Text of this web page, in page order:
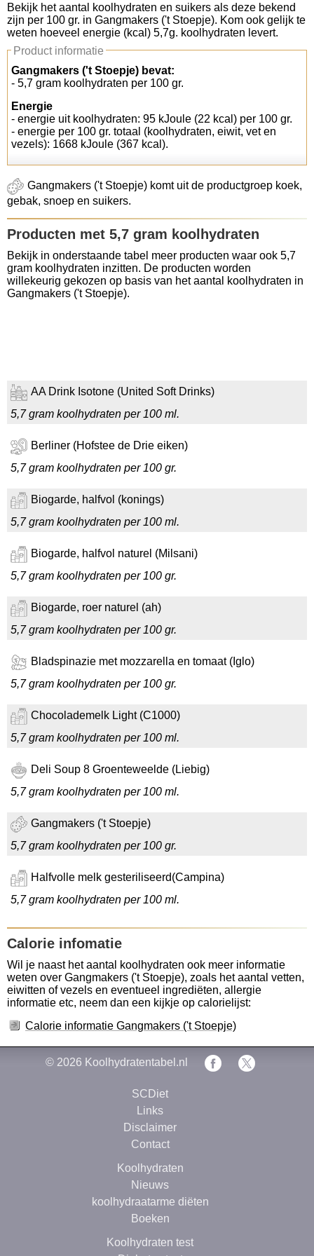
Koolhydraten tellen
Links
Bekijk het aantal koolhydraten en suikers als deze bekend
zijn per 100 gr. in Gangmakers ('t Stoepje). Kom ook gelijk te
weten hoeveel energie (kcal) 5,7g. koolhydraten levert.
Product informatie
Gangmakers ('t Stoepje) bevat:
- 5,7 gram koolhydraten per 100 gr.
Energie
- energie uit koolhydraten: 95 kJoule (22 kcal) per 100 gr.
- energie per 100 gr. totaal (koolhydraten, eiwit, vet en
vezels): 1668 kJoule (367 kcal).
Gangmakers ('t Stoepje) komt uit de productgroep koek,
gebak, snoep en suikers.
Producten met 5,7 gram koolhydraten
Bekijk in onderstaande tabel meer producten waar ook 5,7
gram koolhydraten inzitten. De producten worden
willekeurig gekozen op basis van het aantal koolhydraten in
Gangmakers ('t Stoepje).
AA Drink Isotone (United Soft Drinks)
5,7 gram koolhydraten per 100 ml.
Berliner (Hofstee de Drie eiken)
5,7 gram koolhydraten per 100 gr.
Biogarde, halfvol (konings)
5,7 gram koolhydraten per 100 ml.
Biogarde, halfvol naturel (Milsani)
5,7 gram koolhydraten per 100 gr.
Biogarde, roer naturel (ah)
5,7 gram koolhydraten per 100 gr.
Bladspinazie met mozzarella en tomaat (Iglo)
5,7 gram koolhydraten per 100 gr.
Chocolademelk Light (C1000)
5,7 gram koolhydraten per 100 ml.
Deli Soup 8 Groenteweelde (Liebig)
5,7 gram koolhydraten per 100 ml.
Gangmakers ('t Stoepje)
5,7 gram koolhydraten per 100 gr.
Halfvolle melk gesteriliseerd(Campina)
5,7 gram koolhydraten per 100 ml.
Calorie infomatie
Wil je naast het aantal koolhydraten ook meer informatie
weten over Gangmakers ('t Stoepje), zoals het aantal vetten,
eiwitten of vezels en eventueel ingrediëten, allergie
informatie etc, neem dan een kijkje op calorielijst:
Calorie informatie Gangmakers ('t Stoepje)
© 2026 Koolhydratentabel.nl
SCDiet
Links
Disclaimer
Contact
Koolhydraten
Nieuws
koolhydraatarme diëten
Boeken
Koolhydraten test